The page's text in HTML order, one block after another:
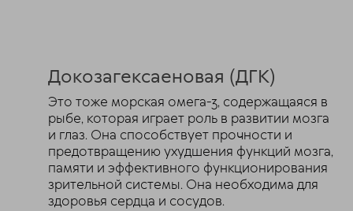
Докозагексаеновая (ДГК)
Это тоже морская омега-3, содержащаяся в
рыбе, которая играет роль в развитии мозга
и глаз. Она способствует прочности и
предотвращению ухудшения функций мозга,
памяти и эффективного функционирования
зрительной системы. Она необходима для
здоровья сердца и сосудов.